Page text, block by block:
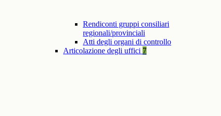
Rendiconti gruppi consiliari
regionali/provinciali
Atti degli organi di controllo
Articolazione degli uffici 7